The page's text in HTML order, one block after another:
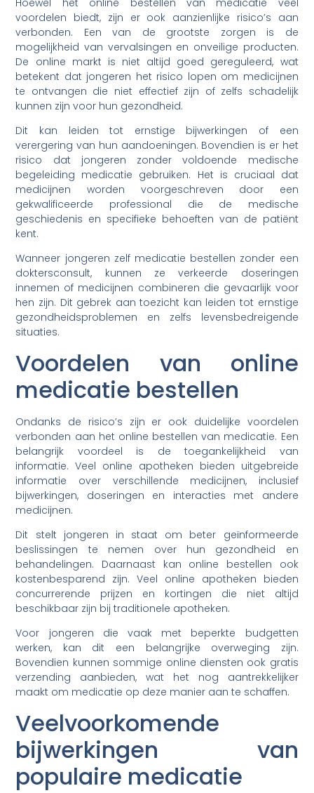
voordelen biedt, zijn er ook aanzienlijke risico’s aan
verbonden. Een van de grootste zorgen is de
mogelijkheid van vervalsingen en onveilige producten.
De online markt is niet altijd goed gereguleerd, wat
betekent dat jongeren het risico lopen om medicijnen
te ontvangen die niet effectief zijn of zelfs schadelijk
kunnen zijn voor hun gezondheid.
Dit kan leiden tot ernstige bijwerkingen of een
verergering van hun aandoeningen. Bovendien is er het
risico dat jongeren zonder voldoende medische
begeleiding medicatie gebruiken. Het is cruciaal dat
medicijnen worden voorgeschreven door een
gekwalificeerde professional die de medische
geschiedenis en specifieke behoeften van de patiënt
kent.
Wanneer jongeren zelf medicatie bestellen zonder een
doktersconsult, kunnen ze verkeerde doseringen
innemen of medicijnen combineren die gevaarlijk voor
hen zijn. Dit gebrek aan toezicht kan leiden tot ernstige
gezondheidsproblemen en zelfs levensbedreigende
situaties.
Voordelen van online
medicatie bestellen
Ondanks de risico’s zijn er ook duidelijke voordelen
verbonden aan het online bestellen van medicatie. Een
belangrijk voordeel is de toegankelijkheid van
informatie. Veel online apotheken bieden uitgebreide
informatie over verschillende medicijnen, inclusief
bijwerkingen, doseringen en interacties met andere
medicijnen.
Dit stelt jongeren in staat om beter geïnformeerde
beslissingen te nemen over hun gezondheid en
behandelingen. Daarnaast kan online bestellen ook
kostenbesparend zijn. Veel online apotheken bieden
concurrerende prijzen en kortingen die niet altijd
beschikbaar zijn bij traditionele apotheken.
Voor jongeren die vaak met beperkte budgetten
werken, kan dit een belangrijke overweging zijn.
Bovendien kunnen sommige online diensten ook gratis
verzending aanbieden, wat het nog aantrekkelijker
maakt om medicatie op deze manier aan te schaffen.
Veelvoorkomende
bijwerkingen van
populaire medicatie